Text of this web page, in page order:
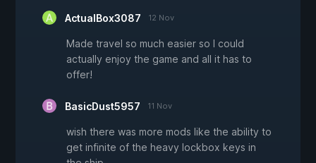
ActualBox3087 12 Nov
Made travel so much easier so I could
actually enjoy the game and all it has to
offer!
BasicDust5957 11 Nov
wish there was more mods like the ability to
get infinite of the heavy lockbox keys in